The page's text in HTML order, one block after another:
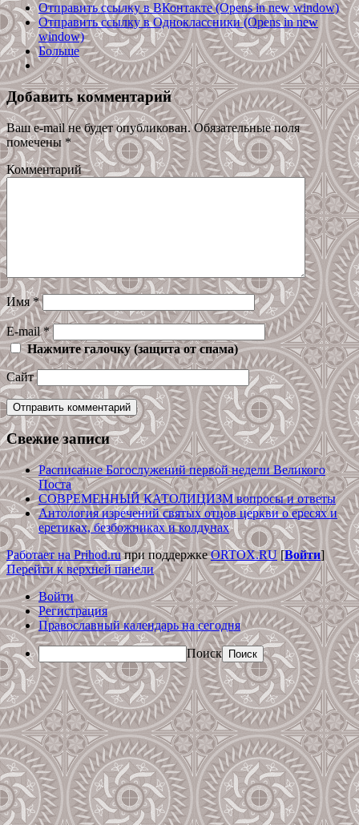
Отправить ссылку в ВКонтакте (Opens in new window)
Отправить ссылку в Одноклассники (Opens in new
window)
Больше
Добавить комментарий
Ваш e-mail не будет опубликован.Обязательные поля
помечены*
Комментарий
Имя*
E-mail*
Нажмите галочку (защита от спама)
Сайт
Свежие записи
Расписание Богослужений первой недели Великого
Поста
СОВРЕМЕННЫЙ КАТОЛИЦИЗМ вопросы и ответы
Антология изречений святых отцов церкви о ересях и
еретиках, безбожниках и колдунах
Работает на Prihod.ruпри поддержкеORTOX.RU [Войти]
Перейти к верхней панели
Войти
Регистрация
Православный календарь на сегодня
Поиск